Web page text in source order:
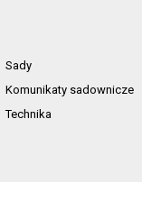
Sady
Komunikaty sadownicze
Technika